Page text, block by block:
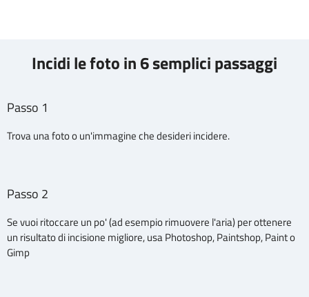
Incidi le foto in 6 semplici passaggi
Passo 1
Trova una foto o un'immagine che desideri incidere.
Passo 2
Se vuoi ritoccare un po' (ad esempio rimuovere l'aria) per ottenere
un risultato di incisione migliore, usa Photoshop, Paintshop, Paint o
Gimp